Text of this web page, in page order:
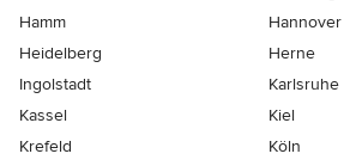
Hamm
Hannover
Heidelberg
Herne
Ingolstadt
Karlsruhe
Kassel
Kiel
Krefeld
Köln